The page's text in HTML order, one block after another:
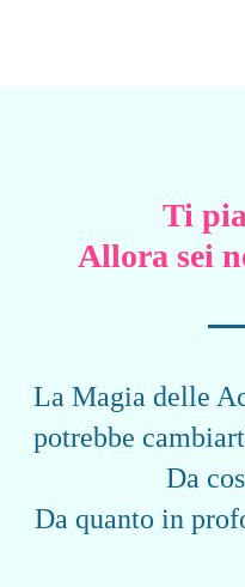
Ti
Allora sei
La Magia delle
potrebbe
Da
Da quanto in